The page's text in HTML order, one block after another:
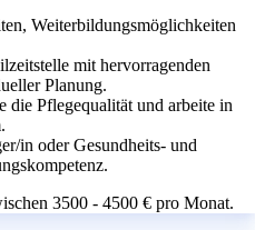
Weiterbildungsmöglichkeiten
mit hervorragenden
Planung.
die Pflegequalität und arbeite in
in oder Gesundheits- und
3500 - 4500 € pro Monat.